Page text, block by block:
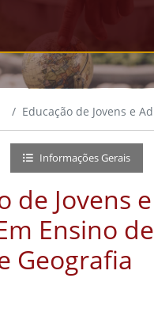
Educação de Jovens e
Informações Gerais
de Jovens e
Ensino de
Geografia